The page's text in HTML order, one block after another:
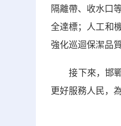
隔離帶、收水口
全達標；人工和
強化巡迴保潔品
接下來，邯鄲
更好服務人民，